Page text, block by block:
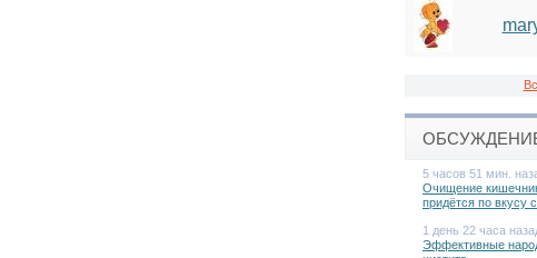
5 часов 51 мин.
Очищение
придётся по вкусу
1 день 22 часа
Эффективные